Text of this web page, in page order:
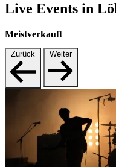
Live Events in
Meistverkauft
Zurück Weiter